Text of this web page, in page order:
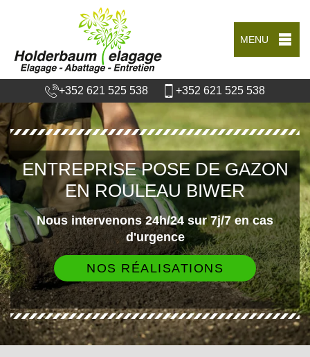
MENU
+352 621 525 538 +352 621 525 538
ENTREPRISE POSE DE GAZON
EN ROULEAU BIWER
Nous intervenons 24h/24 sur 7j/7 en cas
d'urgence
NOS RÉALISATIONS